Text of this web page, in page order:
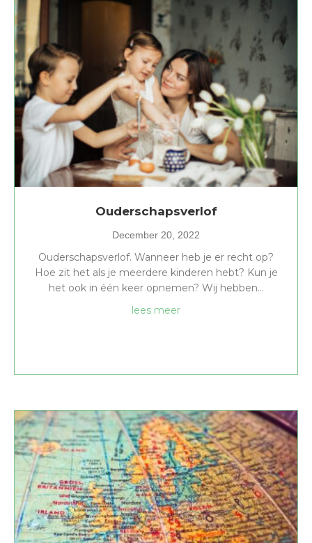
Ouderschapsverlof
December 20, 2022
Ouderschapsverlof. Wanneer heb je er recht op?
Hoe zit het als je meerdere kinderen hebt? Kun je
het ook in één keer opnemen? Wij hebben…
lees meerabout Ouderschapsverlof